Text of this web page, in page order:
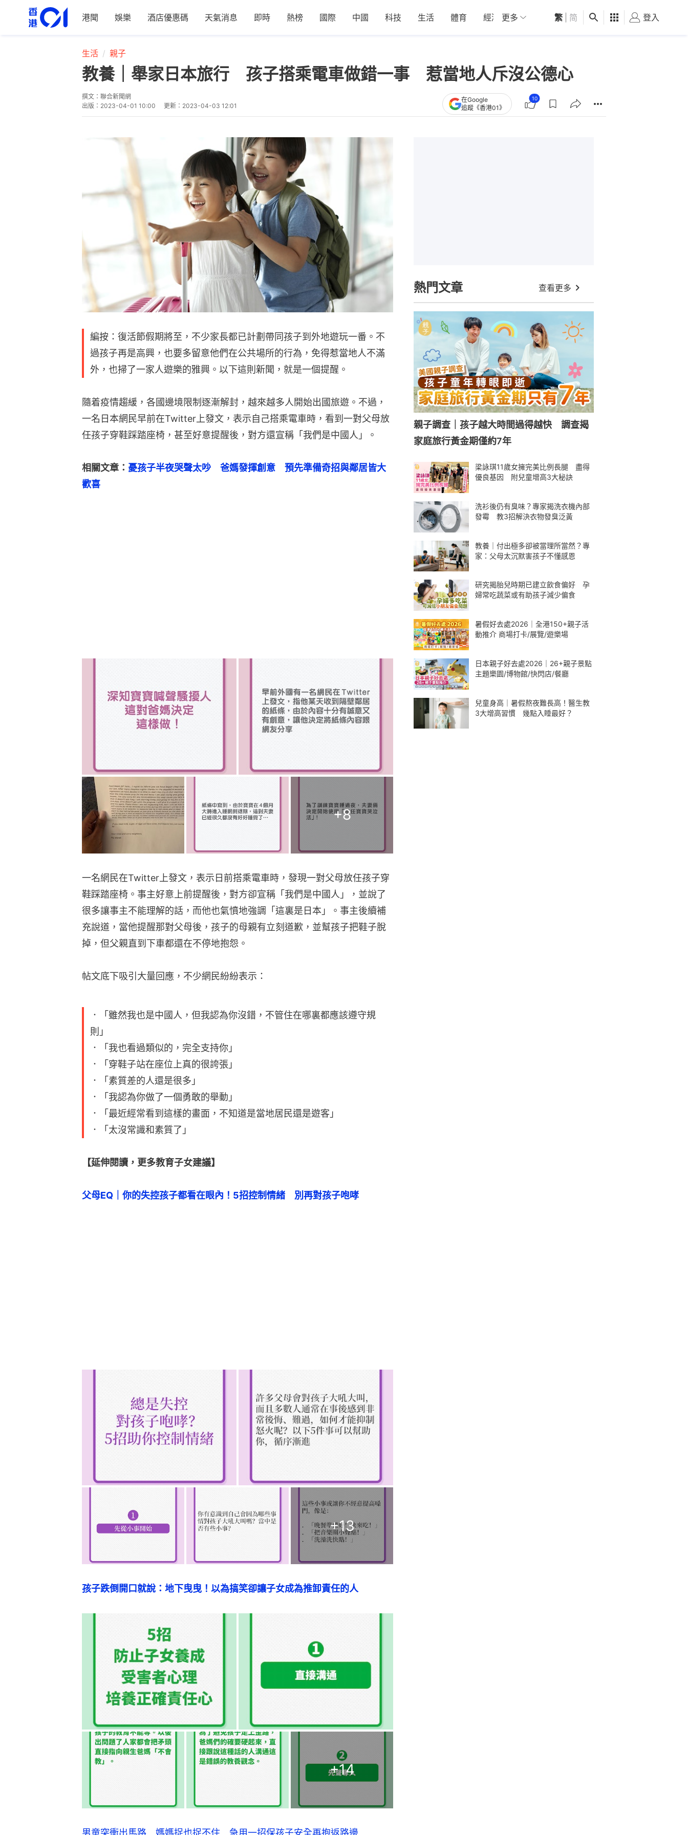
港聞 娛樂 酒店優惠碼 天氣消息 即時 熱榜 國際 中國 科技 生活 體育 經濟 01深圳 觀點 健康 好食玩飛
更多 繁 简 登入
生活 親子
教養｜舉家日本旅行 孩子搭乘電車做錯一事 惹當地人斥沒公德心
撰文： 聯合新聞網
出版： 2023-04-01 10:00 更新： 2023-04-03 12:01
在Google
追蹤《香港01》
10
編按：復活節假期將至，不少家長都已計劃帶同孩子到外地遊玩一番。不
過孩子再是高興，也要多留意他們在公共場所的行為，免得惹當地人不滿
外，也掃了一家人遊樂的雅興。以下這則新聞，就是一個提醒。
隨着疫情趨緩，各國邊境限制逐漸解封，越來越多人開始出國旅遊。不過，
一名日本網民早前在Twitter上發文，表示自己搭乘電車時，看到一對父母放
任孩子穿鞋踩踏座椅，甚至好意提醒後，對方還宣稱「我們是中國人」。
相關文章： 憂孩子半夜哭聲太吵　爸媽發揮創意　預先準備奇招與鄰居皆大
歡喜
+8
一名網民在Twitter上發文，表示日前搭乘電車時，發現一對父母放任孩子穿
鞋踩踏座椅。事主好意上前提醒後，對方卻宣稱「我們是中國人」，並說了
很多讓事主不能理解的話，而他也氣憤地強調「這裏是日本」。事主後續補
充說道，當他提醒那對父母後，孩子的母親有立刻道歉，並幫孩子把鞋子脫
掉，但父親直到下車都還在不停地抱怨。
帖文底下吸引大量回應，不少網民紛紛表示：
．「雖然我也是中國人，但我認為你沒錯，不管住在哪裏都應該遵守規
則」
．「我也看過類似的，完全支持你」
．「穿鞋子站在座位上真的很誇張」
．「素質差的人還是很多」
．「我認為你做了一個勇敢的舉動」
．「最近經常看到這樣的畫面，不知道是當地居民還是遊客」
．「太沒常識和素質了」
【延伸閱讀，更多教育子女建議】
父母EQ｜你的失控孩子都看在眼內！5招控制情緒　別再對孩子咆哮
+13
孩子跌倒開口就說：地下曳曳！以為搞笑卻讓子女成為推卸責任的人
+14
男童突衝出馬路 媽媽捉也捉不住 急用一招保孩子安全再抱返路邊
熱門文章 查看更多
親子調查｜孩子越大時間過得越快 調查揭
家庭旅行黃金期僅約7年
梁詠琪11歲女擁完美比例長腿 盡得
優良基因 附兒童增高3大秘訣
洗衫後仍有臭味？專家揭洗衣機內部
發霉 教3招解決衣物發臭泛黃
教養｜付出極多卻被當理所當然？專
家：父母太沉默害孩子不懂感恩
研究揭胎兒時期已建立飲食偏好 孕
婦常吃蔬菜或有助孩子減少偏食
暑假好去處2026｜全港150+親子活
動推介 商場打卡/展覽/遊樂場
日本親子好去處2026｜26+親子景點
主題樂園/博物館/快閃店/餐廳
兒童身高｜暑假熬夜難長高！醫生教
3大增高習慣 幾點入睡最好？